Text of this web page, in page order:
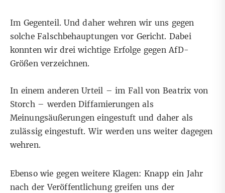
Im Gegenteil. Und daher wehren wir uns gegen
solche Falschbehauptungen vor Gericht. Dabei
konnten wir drei wichtige Erfolge gegen AfD-
Größen verzeichnen.
In einem anderen Urteil – im Fall von Beatrix von
Storch – werden Diffamierungen als
Meinungsäußerungen eingestuft und daher als
zulässig eingestuft. Wir werden uns weiter dagegen
wehren.
Ebenso wie gegen weitere Klagen: Knapp ein Jahr
nach der Veröffentlichung greifen uns der